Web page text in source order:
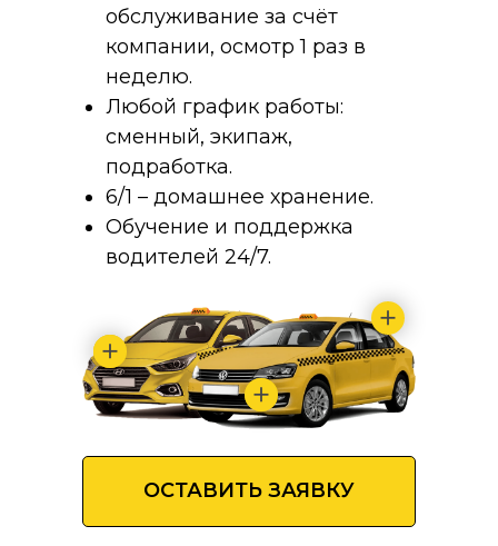
обслуживание за счёт
компании, осмотр 1 раз в
неделю.
Любой график работы:
сменный, экипаж,
подработка.
6/1 – домашнее хранение.
Обучение и поддержка
водителей 24/7.
ОСТАВИТЬ ЗАЯВКУ